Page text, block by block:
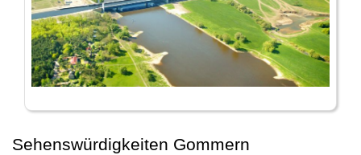
Sehenswürdigkeiten Gommern